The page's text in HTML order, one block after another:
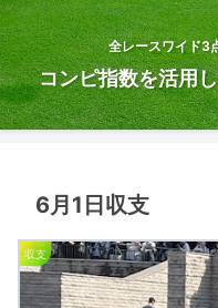
全レースワイド3
コンピ指数を活用
6月1日収支
収支